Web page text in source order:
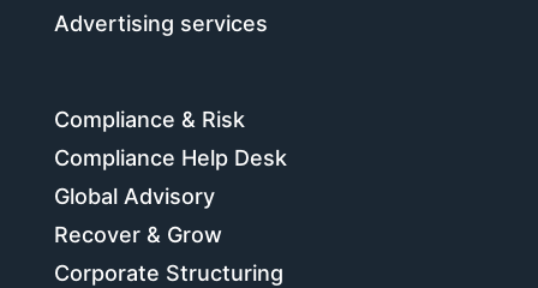
Advertising services
Compliance & Risk
Compliance Help Desk
Global Advisory
Recover & Grow
Corporate Structuring